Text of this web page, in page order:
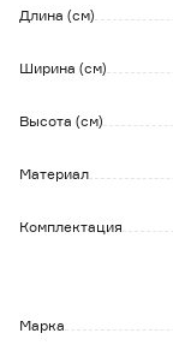
действующей
Длина (см)
Ширина (см)
Высота (см)
Материал
Комплектация
Марка